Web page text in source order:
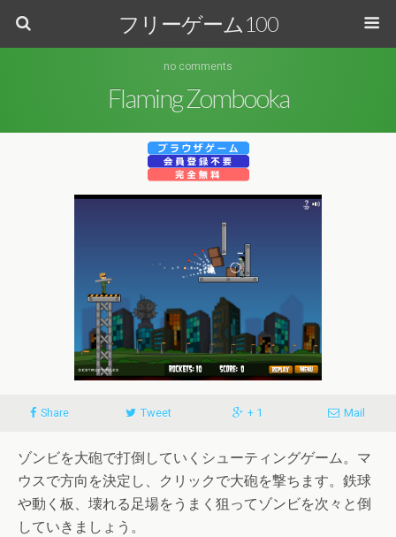
フリーゲーム100
no comments
Flaming Zombooka
Share Tweet + 1 Mail
ゾンビを大砲で打倒していくシューティングゲーム。マ
ウスで方向を決定し、クリックで大砲を撃ちます。鉄球
や動く板、壊れる足場をうまく狙ってゾンビを次々と倒
していきましょう。